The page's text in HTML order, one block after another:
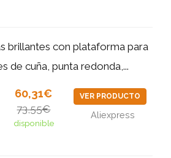
brillantes con plataforma para
de cuña, punta redonda,...
60,31€
73,55€
disponible
VER PRODUCTO
Aliexpress